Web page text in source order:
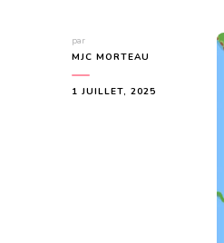
par
MJC MORTEAU
1 JUILLET, 2025